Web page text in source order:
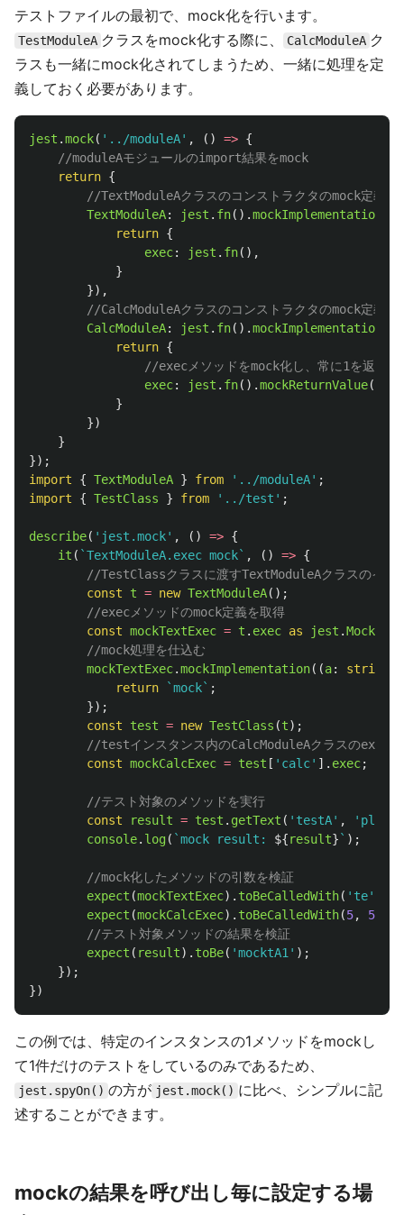
テストファイルの最初で、mock化を行います。
TestModuleA クラスをmock化する際に、 CalcModuleA ク
ラスも一緒にmock化されてしまうため、一緒に処理を定
義しておく必要があります。
jest .mock( ' ../moduleA' , () => {
//moduleAモジュールのimport結果をmock
return {
//TextModuleAクラスのコンストラクタのmock定義
TextModuleA: jest . fn().mockImplementation
return {
exec: jest . fn(),
}
}),
//CalcModuleAクラスのコンストラクタのmock定義
CalcModuleA: jest . fn().mockImplementation
return {
//execメソッドをmock化し、常に1を返すよ
exec: jest . fn().mockReturnValue(
}
})
}
});
import
{ TextModuleA } from ' ../moduleA' ;
import
{ TestClass } from ' ../test ' ;
describe( ' jest.mock' , () => {
it ( `TextModuleA.exec mock` , () => {
//TestClassクラスに渡すTextModuleAクラスのイン
const
t = new TextModuleA();
//execメソッドのmock定義を取得
const mockTextExec = t . exec as jest .Mock
//mock処理を仕込む
mockTextExec.mockImplementation((a: string
return
`mock` ;
});
const
test = new TestClass (t);
//testインスタンス内のCalcModuleAクラスのexecメ
const mockCalcExec = test [ ' calc' ]. exec;
//テスト対象のメソッドを実行
const
result = test . getText ( ' testA' , ' planB
console. log( `mock result: ${result} ` );
//mock化したメソッドの引数を検証
expect (mockTextExec). toBeCalledWith( ' te'
expect (mockCalcExec). toBeCalledWith(5, 5
//テスト対象メソッドの結果を検証
expect ( result). toBe( 'mocktA1 ' );
});
})
この例では、特定のインスタンスの1メソッドをmockし
て1件だけのテストをしているのみであるため、
jest.spyOn() の方が jest.mock() に比べ、シンプルに記
述することができます。
mockの結果を呼び出し毎に設定する場